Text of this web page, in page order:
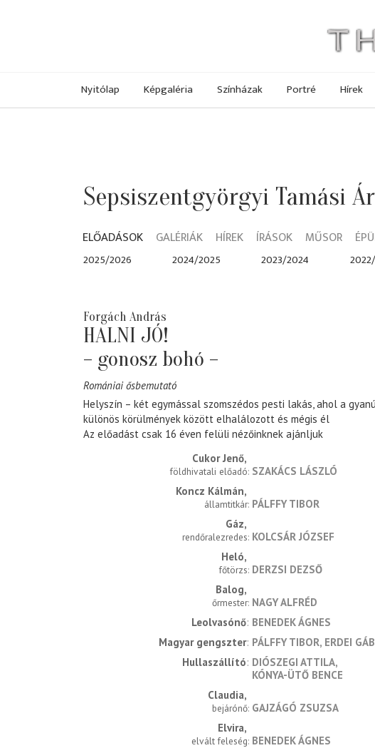
Nyitólap Képgaléria Színházak Portré Hírek
Sepsiszentgyörgyi Tamási
ELŐADÁSOK GALÉRIÁK HÍREK ÍRÁSOK MŰSOR
2025/2026 2024/2025 2023/2024
Forgách András
HALNI JÓ!
– gonosz bohó –
Romániai ősbemutató
Helyszín – két egymással szomszédos pesti lakás, ahol a
különös körülmények között elhalálozott és mégis él
Az előadást csak 16 éven felüli nézőinknek ajánljuk
Cukor Jenő
földhivatali előadó SZAKÁCS LÁSZLÓ
Koncz Kálmán
államtitkár PÁLFFY TIBOR
Gáz
rendőralezredes KOLCSÁR JÓZSEF
Heló
főtörzs DERZSI DEZSŐ
Balog
őrmester NAGY ALFRÉD
Leolvasónő BENEDEK ÁGNES
Magyar gengszter PÁLFFY TIBOR ERDEI
Hullaszállító DIÓSZEGI ATTILA
KÓNYA-ÜTŐ BENCE
Claudia
bejárónő GAJZÁGÓ ZSUZSA
Elvira
elvált feleség BENEDEK ÁGNES